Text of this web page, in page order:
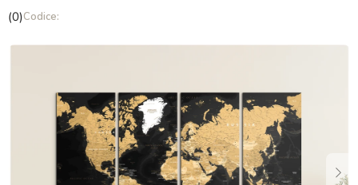
La
media
(0)